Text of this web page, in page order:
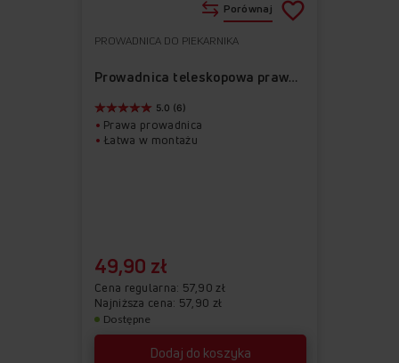
PROWADNICA DO PIEKARNIKA
Prowadnica teleskopowa prawa APG1009
Dodaj do koszyka
5.0 (6)
Prawa prowadnica
Łatwa w montażu
49,90 zł
Cena regularna 57,90 zł
Najniższa cena: 57,90 zł
Dostępne
Porównaj